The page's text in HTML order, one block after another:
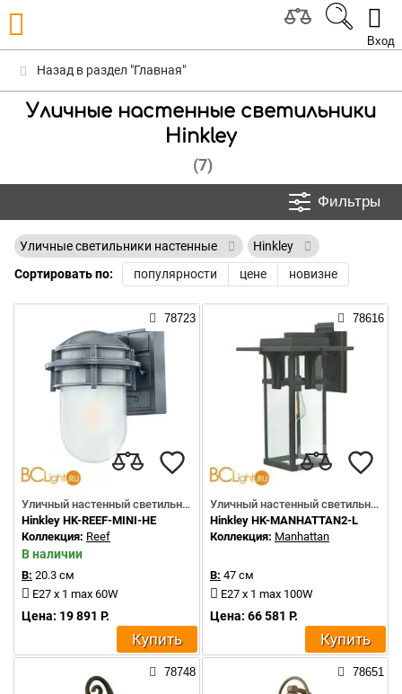
Вход
Назад в раздел "Главная"
Уличные настенные светильники
Hinkley
(7)
Фильтры
Уличные светильники настенные
Hinkley
Сортировать по:
популярности цене новизне
78723
Уличный настенный светильник
Hinkley HK-REEF-MINI-HE
Коллекция: Reef
В наличии
В: 20.3 см
E27 x 1 max 60W
Цена: 19 891 Р.
Купить
78616
Уличный настенный светильник
Hinkley HK-MANHATTAN2-L
Коллекция: Manhattan
В: 47 см
E27 x 1 max 100W
Цена: 66 581 Р.
Купить
78748 78651